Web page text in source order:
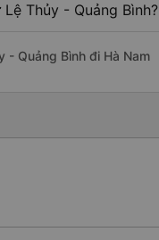
Thủy - Quảng Bình?
- Quảng Bình đi Hà Nam